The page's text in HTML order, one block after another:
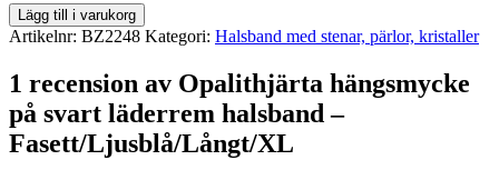
Opalithjärta
hängsmycke
svart
läderrem
halsband
-
Fasett/Ljusblå/Långt/XL
Lägg till i varukorg
Artikelnr: BZ2248 Kategori: Halsband med stenar, pärlor, kristaller
1 recension av Opalithjärta hängsmycke
på svart läderrem halsband –
Fasett/Ljusblå/Långt/XL